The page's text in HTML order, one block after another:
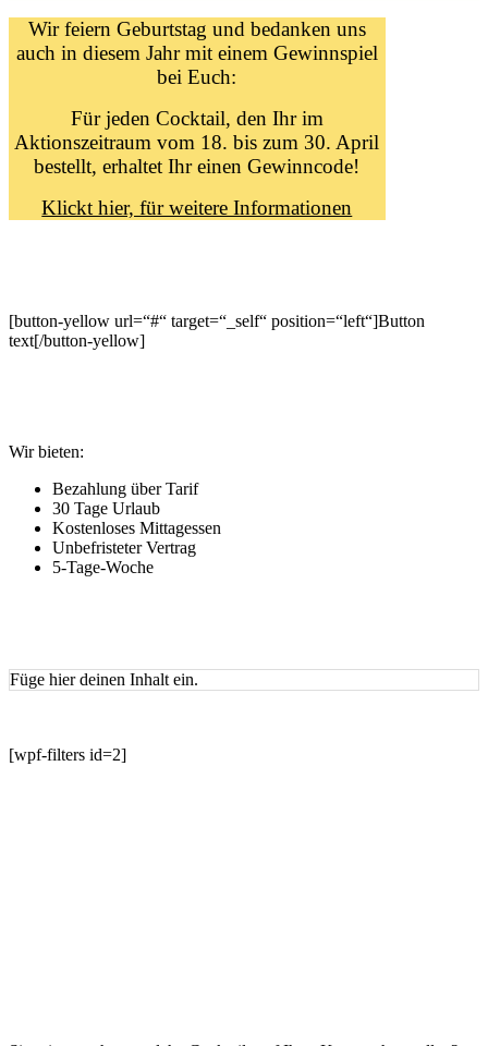
Wir feiern Geburtstag und bedanken uns
auch in diesem Jahr mit einem Gewinnspiel
bei Euch:
Für jeden Cocktail, den Ihr im
Aktionszeitraum vom 18. bis zum 30. April
bestellt, erhaltet Ihr einen Gewinncode!
Klickt hier, für weitere Informationen
[button-yellow url=“#“ target=“_self“ position=“left“]Button
text[/button-yellow]
Wir bieten:
Bezahlung über Tarif
30 Tage Urlaub
Kostenloses Mittagessen
Unbefristeter Vertrag
5-Tage-Woche
Füge hier deinen Inhalt ein.
[wpf-filters id=2]